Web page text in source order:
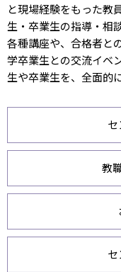
と現場経験をもった教
生・卒業生の指導・相
各種講座や、合格者と
学卒業生との交流イベ
生や卒業生を、全面的
教